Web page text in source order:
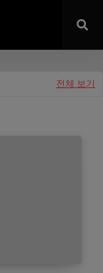
전체 보기